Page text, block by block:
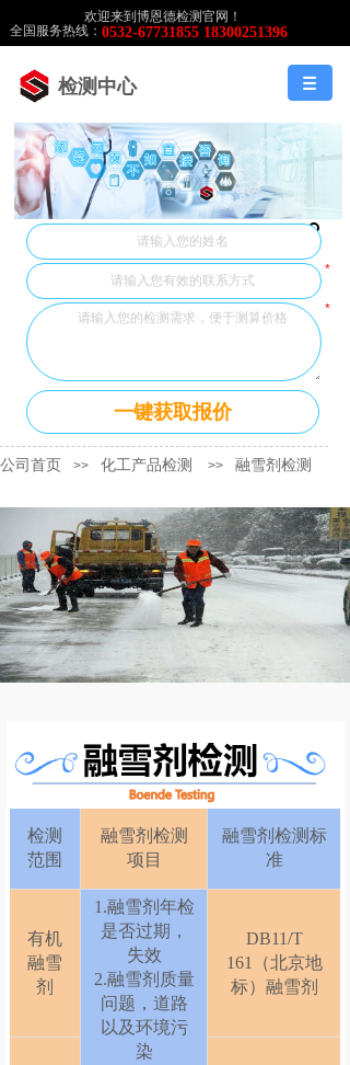
0532-67731855 18300251396
全国服务热线：
欢迎来到博恩德检测官网！
检测中心
*
*
一键获取报价
公司首页 >> 化工产品检测 >> 融雪剂检测
检测
范围
融雪剂检测
项目
融雪剂检测标
准
有机
融雪
剂
1.融雪剂年检
是否过期，
失效
2.融雪剂质量
问题，道路
以及环境污
染
DB11/T
161（北京地
标）融雪剂